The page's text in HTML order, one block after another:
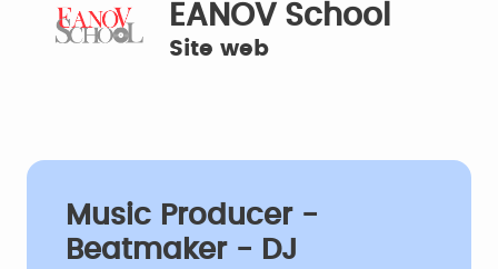
EANOV School
Site web
Music Producer -
Beatmaker - DJ